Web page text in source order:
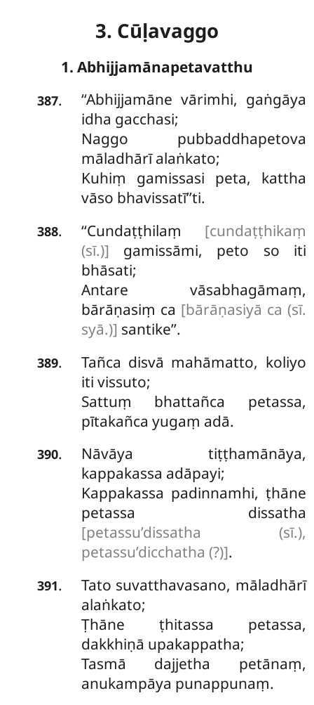
3. Cūḷavaggo
1. Abhijjamānapetavatthu
387. ‘‘Abhijjamāne vārimhi, gaṅgāya
idha gacchasi;
Naggo pubbaddhapetova
māladhārī alaṅkato;
Kuhiṃ gamissasi peta, kattha
vāso bhavissatī’’ti.
388. ‘‘Cundaṭṭhilaṃ [cundaṭṭhikaṃ
(sī.)] gamissāmi, peto so iti
bhāsati;
Antare vāsabhagāmaṃ,
bārāṇasiṃ ca [bārāṇasiyā ca (sī.
syā.)] santike’’.
389.
Tañca disvā mahāmatto, koliyo
iti vissuto;
Sattuṃ bhattañca petassa,
pītakañca yugaṃ adā.
390.
Nāvāya tiṭṭhamānāya,
kappakassa adāpayi;
Kappakassa padinnamhi, ṭhāne
petassa dissatha
[petassu’dissatha (sī.),
petassu’dicchatha (?)].
391.
Tato suvatthavasano, māladhārī
alaṅkato;
Ṭhāne ṭhitassa petassa,
dakkhiṇā upakappatha;
Tasmā dajjetha petānaṃ,
anukampāya punappunaṃ.